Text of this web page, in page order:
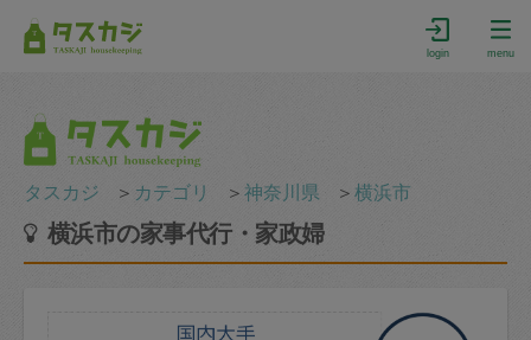
login menu
タスカジ ＞ カテゴリ ＞神奈川県 ＞横浜市
横浜市の家事代行・家政婦